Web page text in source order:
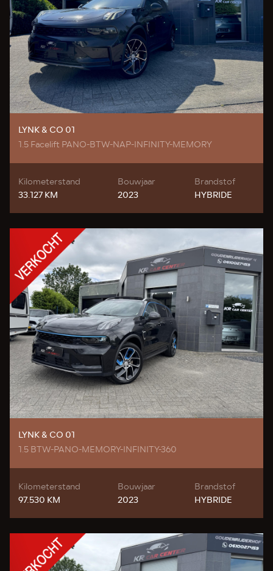
LYNK & CO 01
1.5 Facelift PANO-BTW-NAP-INFINITY-MEMORY
Kilometerstand
33.127 KM
Bouwjaar
2023
Brandstof
HYBRIDE
LYNK & CO 01
1.5 BTW-PANO-MEMORY-INFINITY-360
Kilometerstand
97.530 KM
Bouwjaar
2023
Brandstof
HYBRIDE